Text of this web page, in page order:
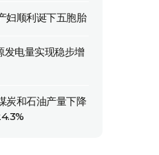
妇顺利诞下五胞胎
发电量实现稳步增
炭和石油产量下降